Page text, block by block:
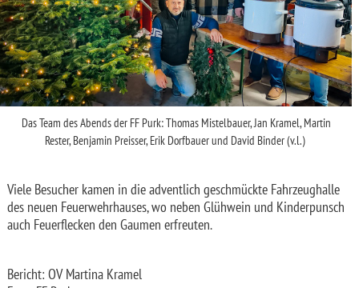
Das Team des Abends der FF Purk: Thomas Mistelbauer, Jan Kramel, Martin
Rester, Benjamin Preisser, Erik Dorfbauer und David Binder (v.l.)
Viele Besucher kamen in die adventlich geschmückte Fahrzeughalle
des neuen Feuerwehrhauses, wo neben Glühwein und Kinderpunsch
auch Feuerflecken den Gaumen erfreuten.
Bericht: OV Martina Kramel